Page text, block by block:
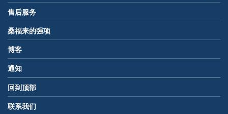
售后服务
桑福来的强项
博客
通知
回到顶部
联系我们